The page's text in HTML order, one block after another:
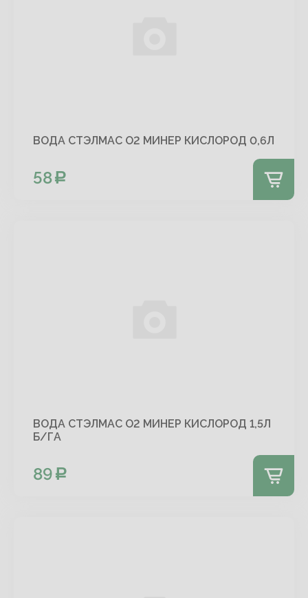
ВОДА СТЭЛМАС О2 МИНЕР КИСЛОРОД 0,6Л
58
ВОДА СТЭЛМАС О2 МИНЕР КИСЛОРОД 1,5Л
Б/ГА
89